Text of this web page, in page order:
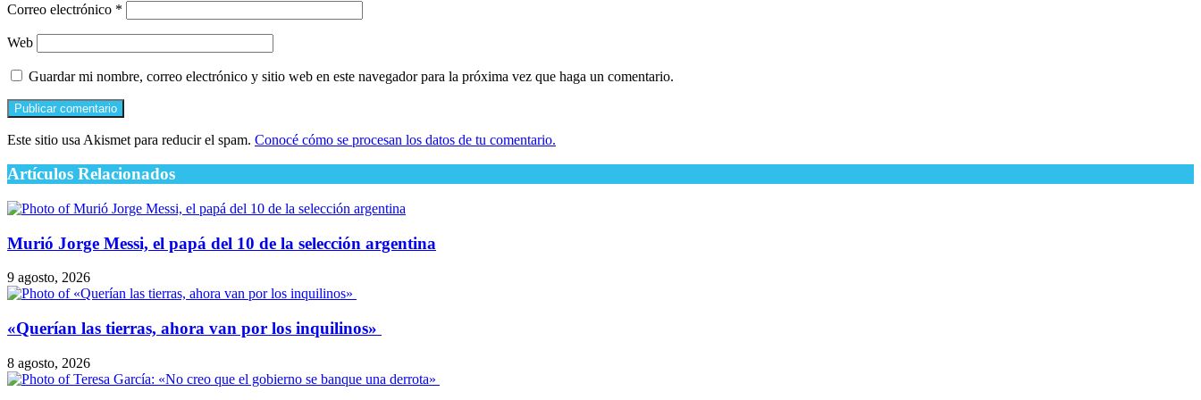
Correo electrónico *
Web
Guardar mi nombre, correo electrónico y sitio web en este navegador para la próxima vez que haga un comentario.
Este sitio usa Akismet para reducir el spam. Conocé cómo se procesan los datos de tu comentario.
Artículos Relacionados
Murió Jorge Messi, el papá del 10 de la selección argentina
9 agosto, 2026
​«Querían las tierras, ahora van por los inquilinos»
8 agosto, 2026